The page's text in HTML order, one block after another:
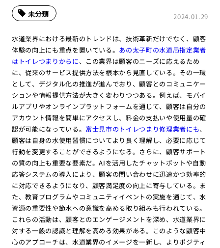
2024.01.29
未分類
水道業界における最新のトレンドは、技術革新だけでなく、顧客
体験の向上にも重点を置いている。 あの太子町の水道局指定業者
はトイレつまりからに、この業界は顧客のニーズに応えるため
に、従来のサービス提供方法を根本から見直している。その一環
として、デジタル化の推進が進んでおり、顧客とのコミュニケー
ションや情報提供方法が大きく変わりつつある。例えば、モバイ
ルアプリやオンラインプラットフォームを通じて、顧客は自分の
アカウント情報を簡単にアクセスし、料金の支払いや使用量の確
認が可能になっている。 富士見市のトイレつまり修理業者にも、
顧客は自身の水使用習慣についてより良く理解し、必要に応じて
行動を変更することができるようになる。さらに、顧客サポート
の質の向上も重要な要素だ。AIを活用したチャットボットや自動
応答システムの導入により、顧客の問い合わせに迅速かつ効率的
に対応できるようになり、顧客満足度の向上に寄与している。ま
た、教育プログラムやコミュニティイベントの実施を通じて、水
資源の重要性や節水への意識を高める取り組みも行われている。
これらの活動は、顧客とのエンゲージメントを深め、水道業界に
対する一般の認識と理解を高める効果がある。このような顧客中
心のアプローチは、水道業界のイメージを一新し、よりポジティ